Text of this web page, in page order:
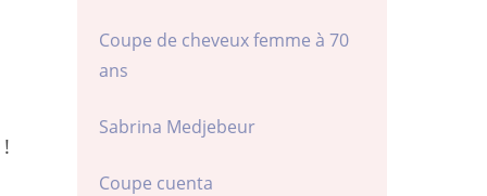
Coupe de cheveux femme à 70
ans
Sabrina Medjebeur
Coupe cuenta